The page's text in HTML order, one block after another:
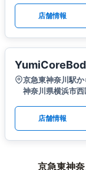
店舗情報
京急東神奈川駅
神奈川県横浜市
店舗情報
京急東神